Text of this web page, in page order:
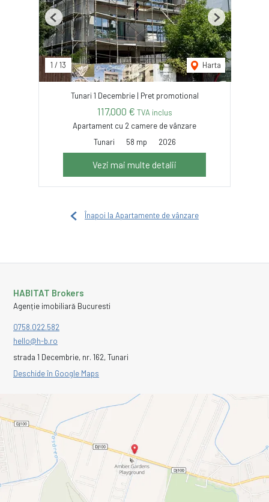
1 / 13 Harta
Previous Next
Tunari 1 Decembrie | Pret promotional
117,000 € TVA inclus
Apartament cu 2 camere de vânzare
Tunari
58 mp 2026
Vezi mai multe detalii
Înapoi la Apartamente de vânzare
HABITAT Brokers
Agenție imobiliară Bucuresti
0758.022.582
hello@h-b.ro
strada 1 Decembrie, nr. 162, Tunari
Deschide în Google Maps